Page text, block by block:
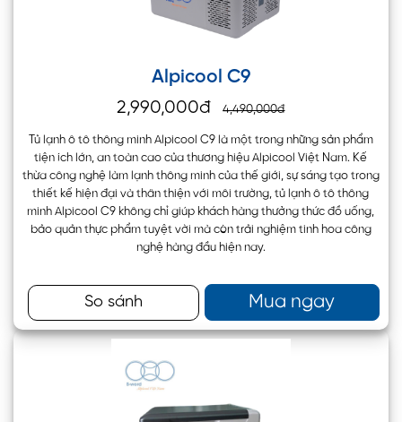
Alpicool C9
2,990,000đ 4,490,000đ
Tủ lạnh ô tô thông minh Alpicool C9 là một trong những sản phẩm
tiện ích lớn, an toàn cao của thương hiệu Alpicool Việt Nam. Kế
thừa công nghệ làm lạnh thông minh của thế giới, sự sáng tạo trong
thiết kế hiện đại và thân thiện với môi trường, tủ lạnh ô tô thông
minh Alpicool C9 không chỉ giúp khách hàng thưởng thức đồ uống,
bảo quản thực phẩm tuyệt vời mà còn trải nghiệm tinh hoa công
nghệ hàng đầu hiện nay.
So sánh Mua ngay